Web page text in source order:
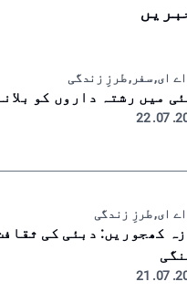
اے ای, سفر, طرزِ زندگی
میں رشتہ داروں کو
ای, طرزِ زندگی
کھجوریں: دبئی کی